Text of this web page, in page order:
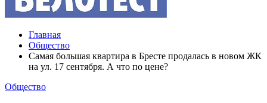
Главная
Общество
Самая большая квартира в Бресте продалась в новом ЖК
на ул. 17 сентября. А что по цене?
Общество